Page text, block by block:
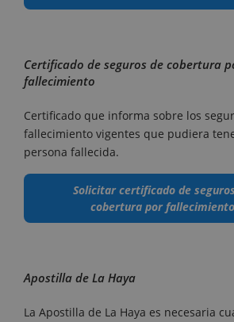
Certificado de seguros de cobertura
fallecimiento
Certificado que informa sobre los
fallecimiento vigentes que pudiera
persona fallecida.
Solicitar certificado de
cobertura por fallecimiento
Apostilla de La Haya
La Apostilla de La Haya es necesaria